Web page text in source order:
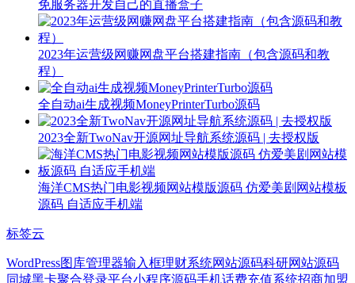
免服务器开发自己的直播盒子
2023年运营级网赚网盘平台搭建指南（包含源码和教
程）
全自动ai生成视频MoneyPrinterTurbo源码
2023全新TwoNav开源网址导航系统源码 | 去授权版
海洋CMS热门电影视频网站模版源码 仿爱美剧网站模板
源码 自适应手机端
标签云
WordPress图库管理器输入框理财系统网站源码科研网站源码
同城黑卡聚合登录平台小程序源码手机话费充值系统招商加盟